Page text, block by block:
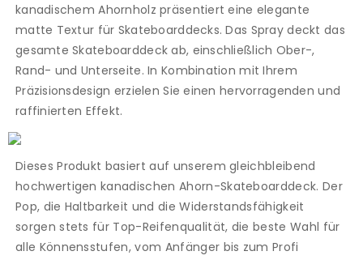
kanadischem Ahornholz präsentiert eine elegante
matte Textur für Skateboarddecks. Das Spray deckt das
gesamte Skateboarddeck ab, einschließlich Ober-,
Rand- und Unterseite. In Kombination mit Ihrem
Präzisionsdesign erzielen Sie einen hervorragenden und
raffinierten Effekt.
Dieses Produkt basiert auf unserem gleichbleibend
hochwertigen kanadischen Ahorn-Skateboarddeck. Der
Pop, die Haltbarkeit und die Widerstandsfähigkeit
sorgen stets für Top-Reifenqualität, die beste Wahl für
alle Könnensstufen, vom Anfänger bis zum Profi